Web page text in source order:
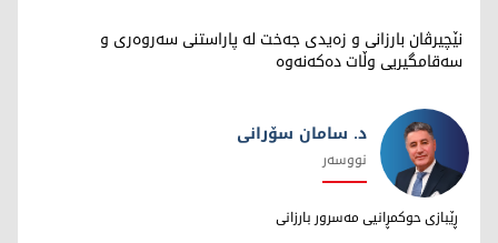
نێچیرڤان بارزانی و زەیدی جەخت لە پاراستنی سەروەری و
سەقامگیریی وڵات دەکەنەوە
د. سامان سۆرانی
د. سامان سۆرانی
نووسەر
ڕێبازی حوکمڕانیی مەسرور بارزانی